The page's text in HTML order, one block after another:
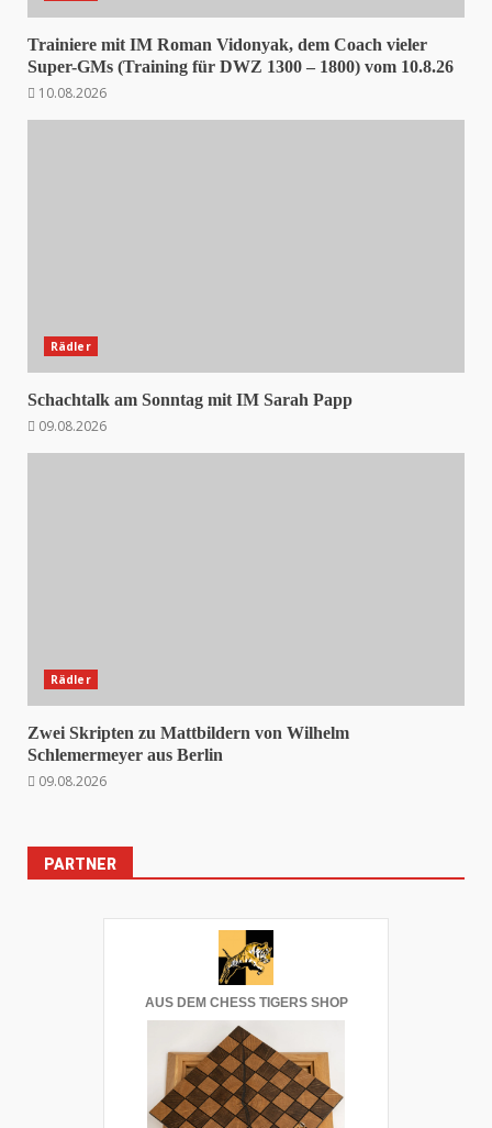
Trainiere mit IM Roman Vidonyak, dem Coach vieler
Super-GMs (Training für DWZ 1300 – 1800) vom 10.8.26
10.08.2026
Rädler
Schachtalk am Sonntag mit IM Sarah Papp
09.08.2026
Rädler
Zwei Skripten zu Mattbildern von Wilhelm
Schlemermeyer aus Berlin
09.08.2026
PARTNER
AUS DEM CHESS TIGERS SHOP